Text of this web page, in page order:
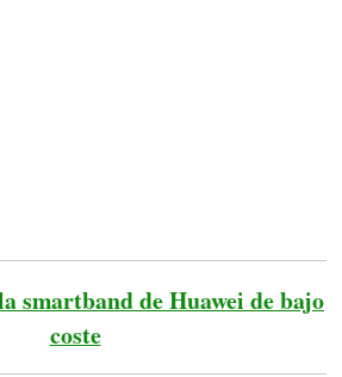
smartband de Huawei de bajo
coste